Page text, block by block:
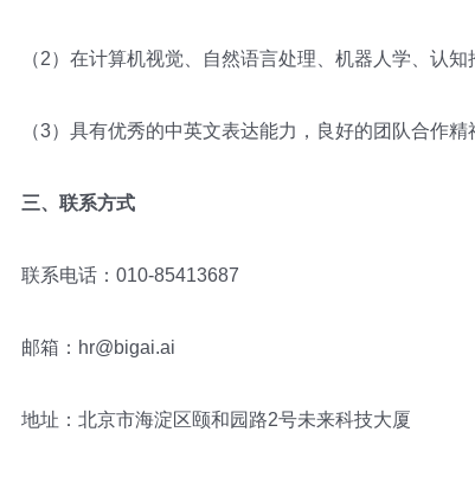
（2）在计算机视觉、自然语言处理、机器人学、认
（3）具有优秀的中英文表达能力，良好的团队合作精
三、联系方式
联系电话：010-85413687
邮箱：hr@bigai.ai
地址：北京市海淀区颐和园路2号未来科技大厦